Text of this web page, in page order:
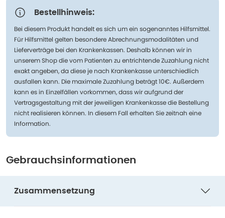
Bestellhinweis:
Bei diesem Produkt handelt es sich um ein sogenanntes Hilfsmittel.
Für Hilfsmittel gelten besondere Abrechnungsmodalitäten und
Lieferverträge bei den Krankenkassen. Deshalb können wir in
unserem Shop die vom Patienten zu entrichtende Zuzahlung nicht
exakt angeben, da diese je nach Krankenkasse unterschiedlich
ausfallen kann. Die maximale Zuzahlung beträgt 10€. Außerdem
kann es in Einzelfällen vorkommen, dass wir aufgrund der
Vertragsgestaltung mit der jeweiligen Krankenkasse die Bestellung
nicht realisieren können. In diesem Fall erhalten Sie zeitnah eine
Information.
Gebrauchsinformationen
Zusammensetzung